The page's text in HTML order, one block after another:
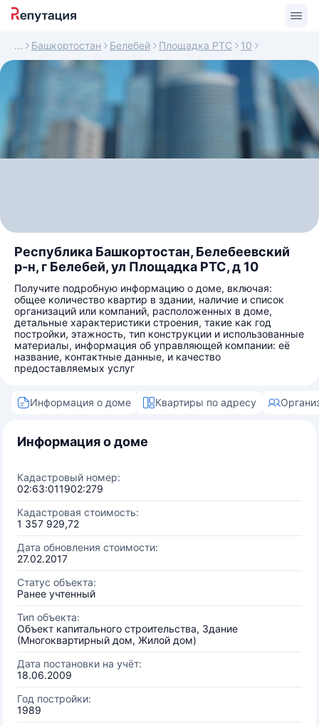
Башкортостан Белебей Площадка РТС 10
Республика Башкортостан, Белебеевский
р-н, г Белебей, ул Площадка РТС, д 10
Получите подробную информацию о доме, включая:
общее количество квартир в здании, наличие и список
организаций или компаний, расположенных в доме,
детальные характеристики строения, такие как год
постройки, этажность, тип конструкции и использованные
материалы, информация об управляющей компании: её
название, контактные данные, и качество
предоставляемых услуг
Информация о доме Квартиры по адресу
Информация о доме
Кадастровый номер:
02:63:011902:279
Кадастровая стоимость:
1 357 929,72
Дата обновления стоимости:
27.02.2017
Статус объекта:
Ранее учтенный
Тип объекта:
Объект капитального строительства, Здание
(Многоквартирный дом, Жилой дом)
Дата постановки на учёт:
18.06.2009
Год постройки:
1989